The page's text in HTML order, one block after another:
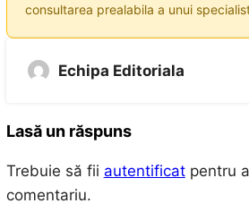
consultarea prealabila a unui
Echipa Editoriala
Lasă un răspuns
Trebuie să fii autentificatpentru
comentariu.